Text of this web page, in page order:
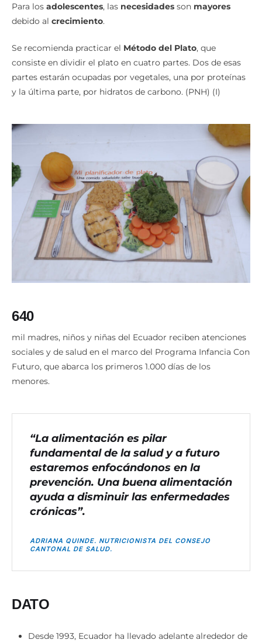
Para los adolescentes, las necesidades son mayores
debido al crecimiento.
Se recomienda practicar el Método del Plato, que
consiste en dividir el plato en cuatro partes. Dos de esas
partes estarán ocupadas por vegetales, una por proteínas
y la última parte, por hidratos de carbono. (PNH) (I)
640
mil madres, niños y niñas del Ecuador reciben atenciones
sociales y de salud en el marco del Programa Infancia Con
Futuro, que abarca los primeros 1.000 días de los
menores.
“La alimentación es pilar
fundamental de la salud y a futuro
estaremos enfocándonos en la
prevención. Una buena alimentación
ayuda a disminuir las enfermedades
crónicas”.
ADRIANA QUINDE. NUTRICIONISTA DEL CONSEJO
CANTONAL DE SALUD.
DATO
Desde 1993, Ecuador ha llevado adelante alrededor de